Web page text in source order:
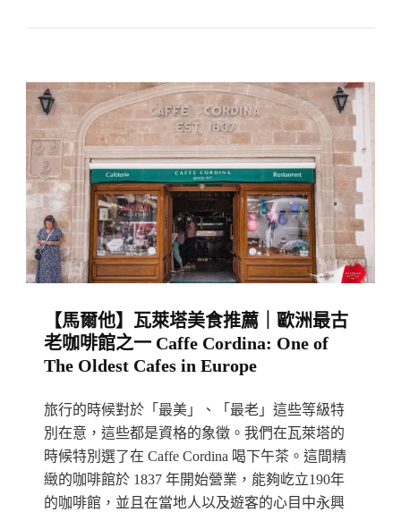
再
也
隱
藏
在
二
樓
的
靜
小
咖
啡
館：
Tiennielicious,
Subang
Jaya
【馬爾他】瓦萊塔美食推薦｜歐洲最古
老咖啡館之一 Caffe Cordina: One of
The Oldest Cafes in Europe
旅行的時候對於「最美」、「最老」這些等級特
別在意，這些都是資格的象徵。我們在瓦萊塔的
時候特別選了在 Caffe Cordina 喝下午茶。這間精
緻的咖啡館於 1837 年開始營業，能夠屹立190年
的咖啡館，並且在當地人以及遊客的心目中永興